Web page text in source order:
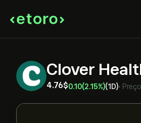
Clover
4.76‎$‎0.10(2.15%)(1D)•